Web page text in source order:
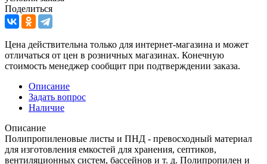
Поделиться
Цена действительна только для интернет-магазина и может
отличаться от цен в розничных магазинах. Конечную
стоимость менеджер сообщит при подтверждении заказа.
Описание
Задать вопрос
Наличие
Описание
Полипропиленовые листы и ПНД - превосходный материал
для изготовления емкостей для хранения, септиков,
вентиляционных систем, бассейнов и т. д. Полипропилен и